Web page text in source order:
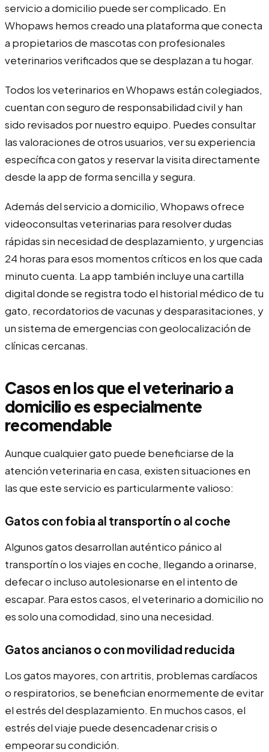
servicio a domicilio puede ser complicado. En
Whopaws hemos creado una plataforma que conecta
a propietarios de mascotas con profesionales
veterinarios verificados que se desplazan a tu hogar.
Todos los veterinarios en Whopaws están colegiados,
cuentan con seguro de responsabilidad civil y han
sido revisados por nuestro equipo. Puedes consultar
las valoraciones de otros usuarios, ver su experiencia
específica con gatos y reservar la visita directamente
desde la app de forma sencilla y segura.
Además del servicio a domicilio, Whopaws ofrece
videoconsultas veterinarias para resolver dudas
rápidas sin necesidad de desplazamiento, y urgencias
24 horas para esos momentos críticos en los que cada
minuto cuenta. La app también incluye una cartilla
digital donde se registra todo el historial médico de tu
gato, recordatorios de vacunas y desparasitaciones, y
un sistema de emergencias con geolocalización de
clínicas cercanas.
Casos en los que el veterinario a
domicilio es especialmente
recomendable
Aunque cualquier gato puede beneficiarse de la
atención veterinaria en casa, existen situaciones en
las que este servicio es particularmente valioso:
Gatos con fobia al transportín o al coche
Algunos gatos desarrollan auténtico pánico al
transportín o los viajes en coche, llegando a orinarse,
defecar o incluso autolesionarse en el intento de
escapar. Para estos casos, el veterinario a domicilio no
es solo una comodidad, sino una necesidad.
Gatos ancianos o con movilidad reducida
Los gatos mayores, con artritis, problemas cardíacos
o respiratorios, se benefician enormemente de evitar
el estrés del desplazamiento. En muchos casos, el
estrés del viaje puede desencadenar crisis o
empeorar su condición.